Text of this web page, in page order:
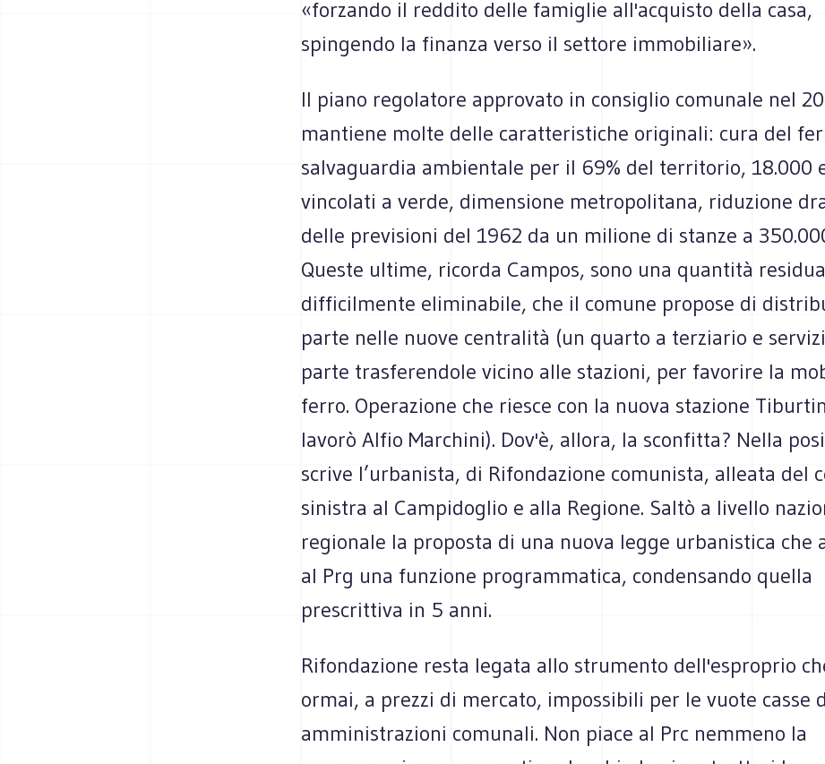
«forzando il reddito delle famiglie all'acquisto della casa,
spingendo la finanza verso il settore immobiliare».
Il piano regolatore approvato in consiglio comunale nel
mantiene molte delle caratteristiche originali: cura del
salvaguardia ambientale per il 69% del territorio, 18.000
vincolati a verde, dimensione metropolitana, riduzione
delle previsioni del 1962 da un milione di stanze a
Queste ultime, ricorda Campos, sono una quantità residua
difficilmente eliminabile, che il comune propose di
parte nelle nuove centralità (un quarto a terziario e
parte trasferendole vicino alle stazioni, per favorire la
ferro. Operazione che riesce con la nuova stazione
lavorò Alfio Marchini). Dov'è, allora, la sconfitta? Nella
scrive l’urbanista, di Rifondazione comunista, alleata del
sinistra al Campidoglio e alla Regione. Saltò a livello
regionale la proposta di una nuova legge urbanistica che
al Prg una funzione programmatica, condensando quella
prescrittiva in 5 anni.
Rifondazione resta legata allo strumento dell'esproprio
ormai, a prezzi di mercato, impossibili per le vuote casse
amministrazioni comunali. Non piace al Prc nemmeno la